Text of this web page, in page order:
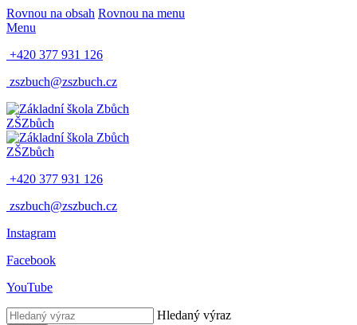
Rovnou na obsah Rovnou na menu
Menu
+420 377 931 126
zszbuch@zszbuch.cz
ZŠZbůch
ZŠZbůch
+420 377 931 126
zszbuch@zszbuch.cz
Instagram
Facebook
YouTube
Hledaný výraz